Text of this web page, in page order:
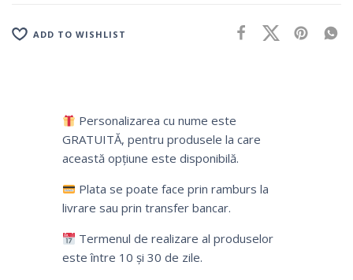
ADD TO WISHLIST
Personalizarea cu nume este
GRATUITĂ, pentru produsele la care
această opțiune este disponibilă.
Plata se poate face prin ramburs la
livrare sau prin transfer bancar.
Termenul de realizare al produselor
este între 10 și 30 de zile.